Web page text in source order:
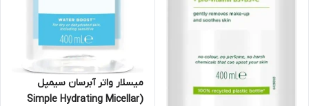
میسلار واتر آبرسان سیمپل
(Simple Hydrating Micellar